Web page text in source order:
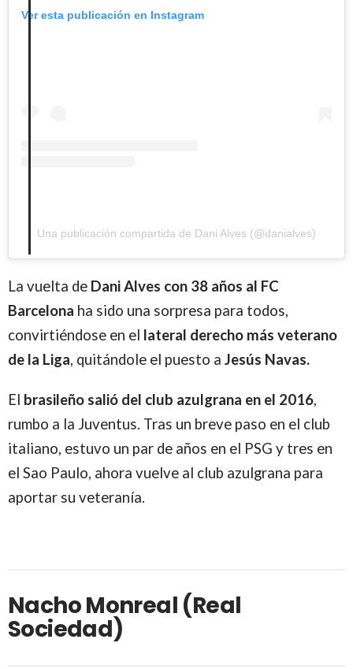
Ver esta publicación en Instagram
Una publicación compartida de Dani Alves (@danialves)
La vuelta de Dani Alves con 38 años al FC
Barcelona ha sido una sorpresa para todos,
convirtiéndose en el lateral derecho más veterano
de la Liga, quitándole el puesto a Jesús Navas.
El brasileño salió del club azulgrana en el 2016,
rumbo a la Juventus. Tras un breve paso en el club
italiano, estuvo un par de años en el PSG y tres en
el Sao Paulo, ahora vuelve al club azulgrana para
aportar su veteranía.
Nacho Monreal (Real
Sociedad)